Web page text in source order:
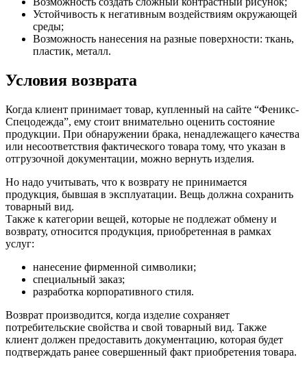
Устойчивость к негативным воздействиям окружающей
среды;
Возможность нанесения на разные поверхности: ткань,
пластик, металл.
Условия возврата
Когда клиент принимает товар, купленный на сайте “Феникс-
Спецодежда”, ему стоит внимательно оценить состояние
продукции. При обнаружении брака, ненадлежащего качества
или несоответствия фактического товара тому, что указан в
отгрузочной документации, можно вернуть изделия.
Но надо учитывать, что к возврату не принимается
продукция, бывшая в эксплуатации. Вещь должна сохранить
товарный вид.
Также к категории вещей, которые не подлежат обмену и
возврату, относится продукция, приобретенная в рамках
услуг:
нанесение фирменной символики;
специальный заказ;
разработка корпоративного стиля.
Возврат производится, когда изделие сохраняет
потребительские свойства и свой товарный вид. Также
клиент должен предоставить документацию, которая будет
подтверждать ранее совершенный факт приобретения товара.